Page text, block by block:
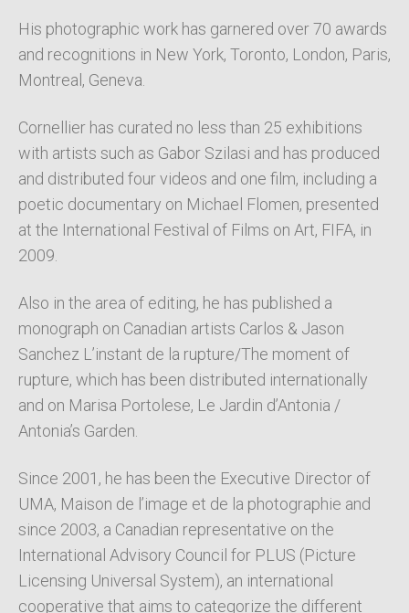
His photographic work has garnered over 70 awards
and recognitions in New York, Toronto, London, Paris,
Montreal, Geneva.
Cornellier has curated no less than 25 exhibitions
with artists such as Gabor Szilasi and has produced
and distributed four videos and one film, including a
poetic documentary on Michael Flomen, presented
at the International Festival of Films on Art, FIFA, in
2009.
Also in the area of editing, he has published a
monograph on Canadian artists Carlos & Jason
Sanchez L’instant de la rupture/The moment of
rupture, which has been distributed internationally
and on Marisa Portolese, Le Jardin d’Antonia /
Antonia’s Garden.
Since 2001, he has been the Executive Director of
UMA, Maison de l’image et de la photographie and
since 2003, a Canadian representative on the
International Advisory Council for PLUS (Picture
Licensing Universal System), an international
cooperative that aims to categorize the different